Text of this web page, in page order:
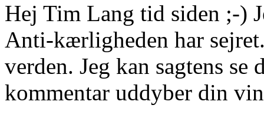
Hej Tim Lang tid siden ;-)
Anti-kærligheden har
verden. Jeg kan sagtens
kommentar uddyber din